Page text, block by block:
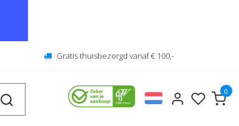
Gratis thuisbezorgd vanaf € 100,-
0